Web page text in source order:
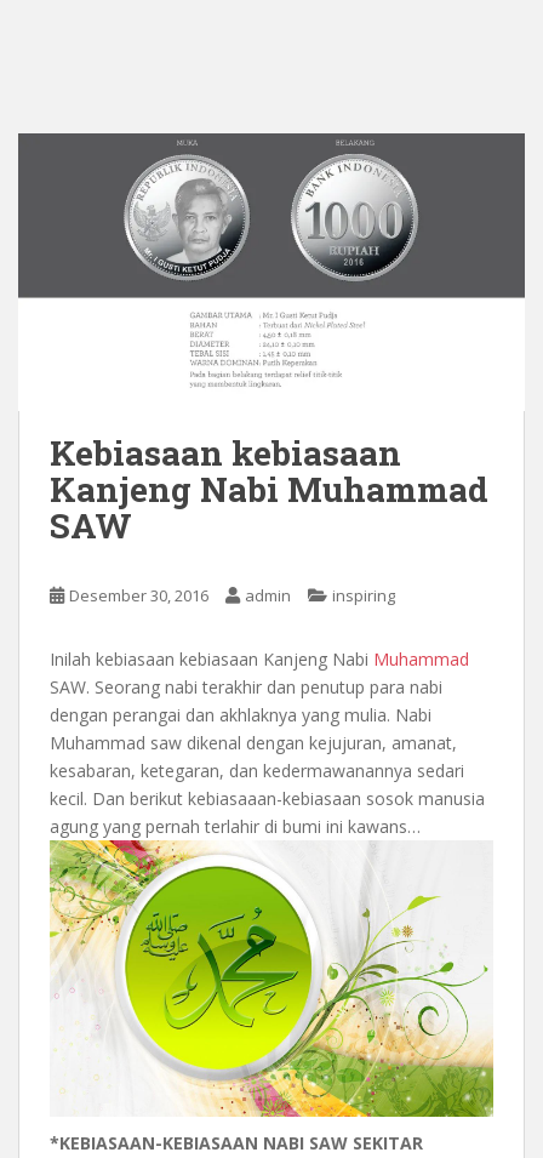
Kebiasaan kebiasaan
Kanjeng Nabi Muhammad
SAW
Desember 30, 2016 admin inspiring
Inilah kebiasaan kebiasaan Kanjeng Nabi Muhammad
SAW. Seorang nabi terakhir dan penutup para nabi
dengan perangai dan akhlaknya yang mulia. Nabi
Muhammad saw dikenal dengan kejujuran, amanat,
kesabaran, ketegaran, dan kedermawanannya sedari
kecil. Dan berikut kebiasaaan-kebiasaan sosok manusia
agung yang pernah terlahir di bumi ini kawans…
*KEBIASAAN-KEBIASAAN NABI SAW SEKITAR